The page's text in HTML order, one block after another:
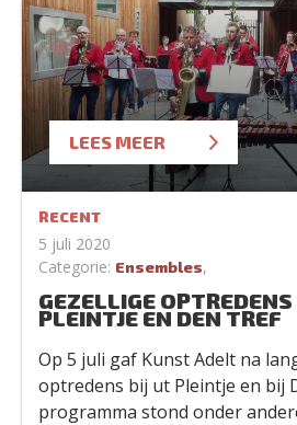
RECENT
5 juli 2020
Categorie: Ensembles,
GEZELLIGE OPTREDENS
PLEINTJE EN DEN TREF
Op 5 juli gaf Kunst Adelt na
optredens bij ut Pleintje en bij
programma stond onder
LEES MEER